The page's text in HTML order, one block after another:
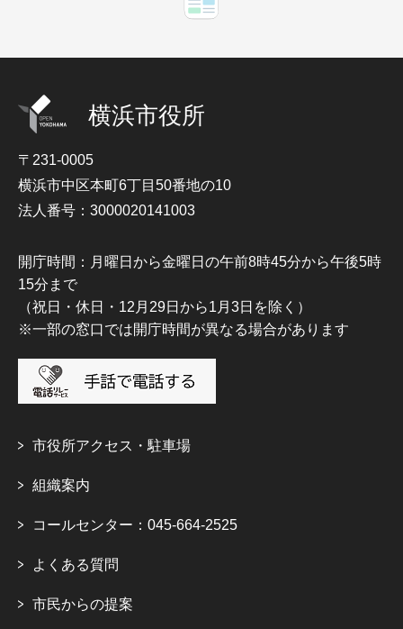
横浜市役所
〒231-0005
横浜市中区本町6丁目50番地の10
法人番号：3000020141003
開庁時間：月曜日から金曜日の午前8時45分から午後5時
15分まで
（祝日・休日・12月29日から1月3日を除く）
※一部の窓口では開庁時間が異なる場合があります
市役所アクセス・駐車場
組織案内
コールセンター：045-664-2525
よくある質問
市民からの提案